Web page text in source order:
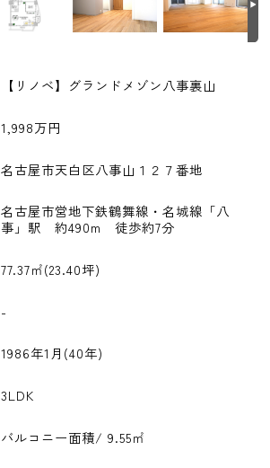
【リノベ】グランドメゾン八事裏山
1,998万円
名古屋市天白区八事山１２７番地
名古屋市営地下鉄鶴舞線・名城線「八
事」駅 約490m 徒歩約7分
77.37㎡(23.40坪)
-
1986年1月(40年)
3LDK
バルコニー面積/ 9.55㎡